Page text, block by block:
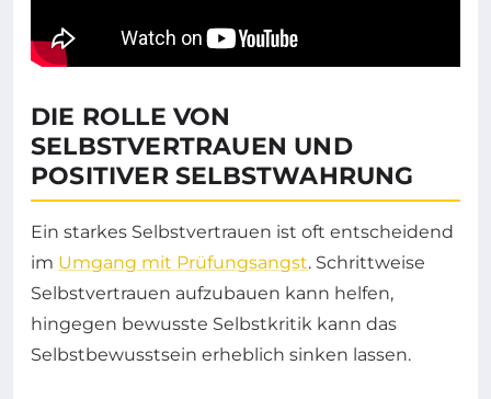
DIE ROLLE VON
SELBSTVERTRAUEN UND
POSITIVER SELBSTWAHRUNG
Ein starkes Selbstvertrauen ist oft entscheidend
im Umgang mit Prüfungsangst. Schrittweise
Selbstvertrauen aufzubauen kann helfen,
hingegen bewusste Selbstkritik kann das
Selbstbewusstsein erheblich sinken lassen.